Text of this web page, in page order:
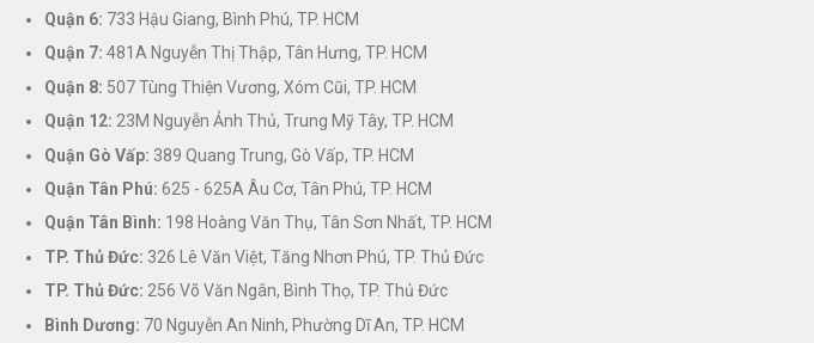
Quận 6: 733 Hậu Giang, Bình Phú, TP. HCM
Quận 7: 481A Nguyễn Thị Thập, Tân Hưng, TP. HCM
Quận 8: 507 Tùng Thiện Vương, Xóm Cũi, TP. HCM
Quận 12: 23M Nguyễn Ảnh Thủ, Trung Mỹ Tây, TP. HCM
Quận Gò Vấp: 389 Quang Trung, Gò Vấp, TP. HCM
Quận Tân Phú: 625 - 625A Âu Cơ, Tân Phú, TP. HCM
Quận Tân Bình: 198 Hoàng Văn Thụ, Tân Sơn Nhất, TP. HCM
TP. Thủ Đức: 326 Lê Văn Việt, Tăng Nhơn Phú, TP. Thủ Đức
TP. Thủ Đức: 256 Võ Văn Ngân, Bình Thọ, TP. Thủ Đức
Bình Dương: 70 Nguyễn An Ninh, Phường Dĩ An, TP. HCM